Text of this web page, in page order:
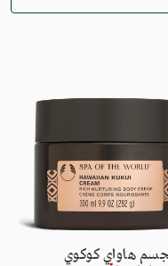
هاواي كوكوي